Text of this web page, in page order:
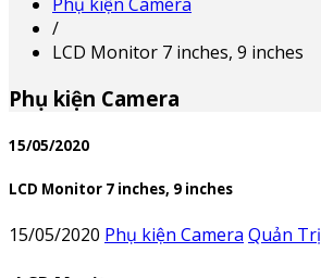
/
LCD Monitor 7 inches, 9 inches
Phụ kiện Camera
15/05/2020
LCD Monitor 7 inches, 9 inches
15/05/2020 Phụ kiện Camera Quản Trị